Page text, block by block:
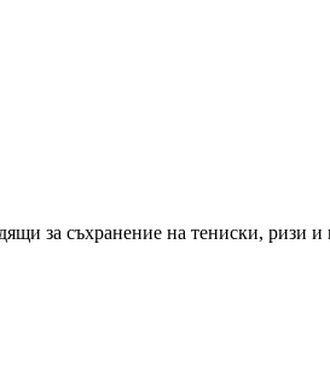
за съхранение на тениски, ризи и